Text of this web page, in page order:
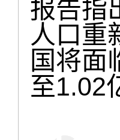
报告指
人口重
国将面
至1.02